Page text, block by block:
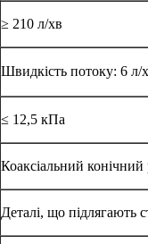
≥ 210 л/хв
Швидкість потоку: 6 л/
≤ 12,5 кПа
Коаксіальний
Деталі, що підлягають